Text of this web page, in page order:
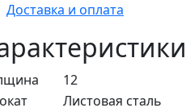
Доставка и оплата
12
Листовая сталь